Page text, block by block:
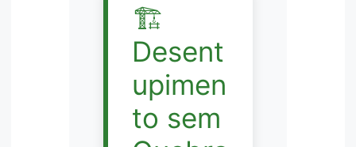
🏗️
Desent
upimen
to sem